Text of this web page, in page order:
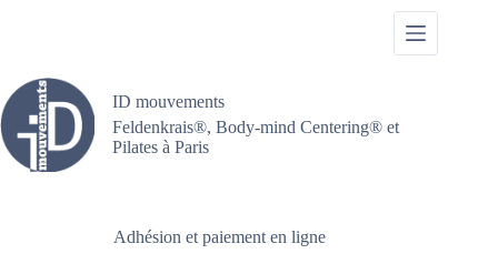
ID mouvements
Feldenkrais®, Body-mind Centering® et
Pilates à Paris
Adhésion et paiement en ligne